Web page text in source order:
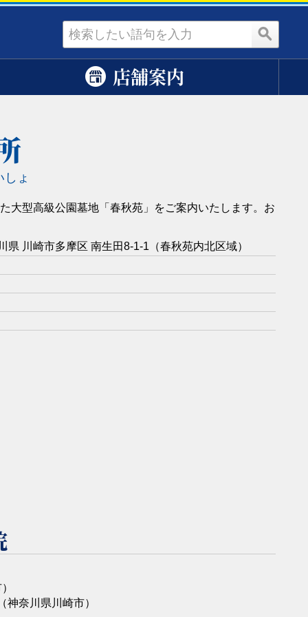
店舗案内
ょ
大型高級公園墓地「春秋苑」をご案内いたします。お
県 川崎市多摩区 南生田8-1-1（春秋苑内北区域）
神奈川県川崎市）